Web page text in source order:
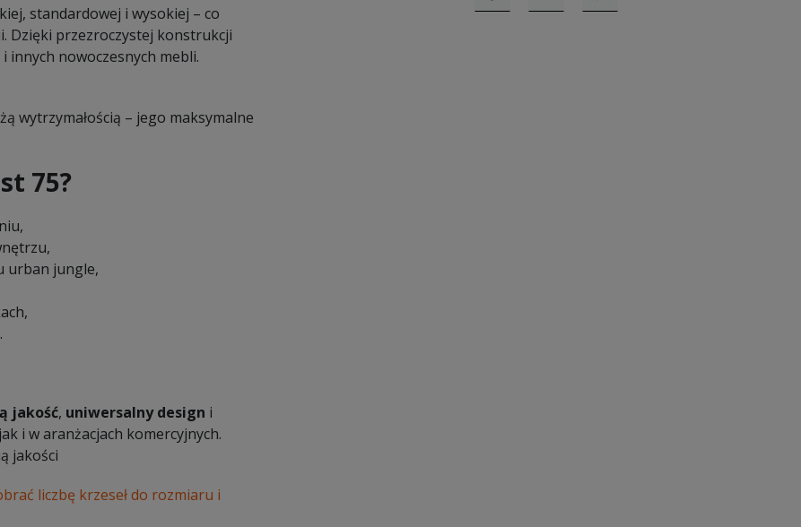
standardowej i wysokiej – co
Dzięki przezroczystej konstrukcji
innych nowoczesnych mebli.
wytrzymałością – jego maksymalne
75?
urban jungle,
jakość, uniwersalny design i
i w aranżacjach komercyjnych.
jakości
liczbę krzeseł do rozmiaru i
UdostępnijTweetujPinterest